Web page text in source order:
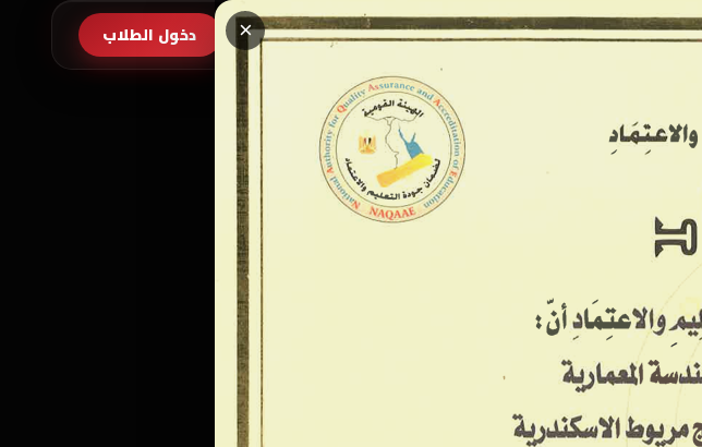
× الخدمات تواصل معنا طلب الالتحاق EN دخول الطلاب